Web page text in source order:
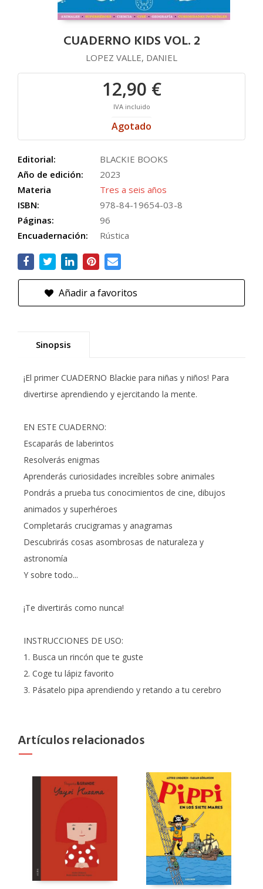
CUADERNO KIDS VOL. 2
LOPEZ VALLE, DANIEL
12,90 €
IVA incluido
Agotado
Editorial:
BLACKIE BOOKS
Año de edición:
2023
Materia
Tres a seis años
ISBN:
978-84-19654-03-8
Páginas:
96
Encuadernación:
Rústica
Añadir a favoritos
Sinopsis
¡El primer CUADERNO Blackie para niñas y niños! Para
divertirse aprendiendo y ejercitando la mente.
EN ESTE CUADERNO:
Escaparás de laberintos
Resolverás enigmas
Aprenderás curiosidades increíbles sobre animales
Pondrás a prueba tus conocimientos de cine, dibujos
animados y superhéroes
Completarás crucigramas y anagramas
Descubrirás cosas asombrosas de naturaleza y
astronomía
Y sobre todo...
¡Te divertirás como nunca!
INSTRUCCIONES DE USO:
1. Busca un rincón que te guste
2. Coge tu lápiz favorito
3. Pásatelo pipa aprendiendo y retando a tu cerebro
Artículos relacionados